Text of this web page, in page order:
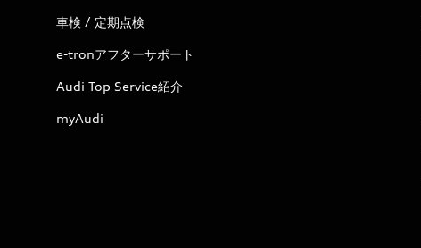
車検 / 定期点検
e-tronアフターサポート
Audi Top Service紹介
myAudi